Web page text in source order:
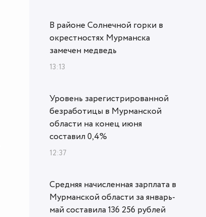
В районе Солнечной горки в
окрестностях Мурманска
замечен медведь
13:13
Уровень зарегистрированной
безработицы в Мурманской
области на конец июня
составил 0,4%
12:37
Средняя начисленная зарплата в
Мурманской области за январь-
май составила 136 256 рублей